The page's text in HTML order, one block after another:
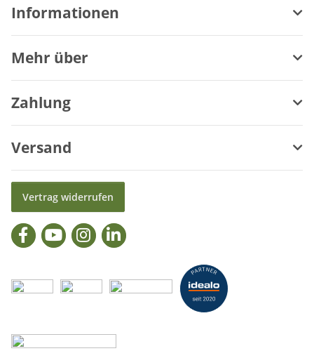
Informationen
Mehr über
Zahlung
Versand
Vertrag widerrufen